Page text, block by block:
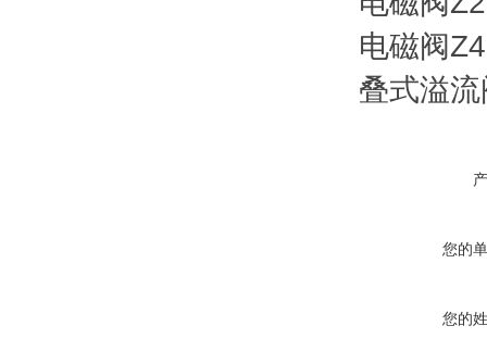
电磁阀
叠式溢
您的
您的